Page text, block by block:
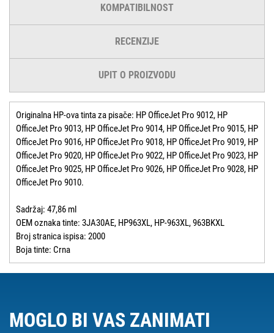
KOMPATIBILNOST
RECENZIJE
UPIT O PROIZVODU
Originalna HP-ova tinta za pisače: HP OfficeJet Pro 9012, HP
OfficeJet Pro 9013, HP OfficeJet Pro 9014, HP OfficeJet Pro 9015, HP
OfficeJet Pro 9016, HP OfficeJet Pro 9018, HP OfficeJet Pro 9019, HP
OfficeJet Pro 9020, HP OfficeJet Pro 9022, HP OfficeJet Pro 9023, HP
OfficeJet Pro 9025, HP OfficeJet Pro 9026, HP OfficeJet Pro 9028, HP
OfficeJet Pro 9010.
Sadržaj: 47,86 ml
OEM oznaka tinte: 3JA30AE, HP963XL, HP-963XL, 963BKXL
Broj stranica ispisa: 2000
Boja tinte: Crna
MOGLO BI VAS ZANIMATI